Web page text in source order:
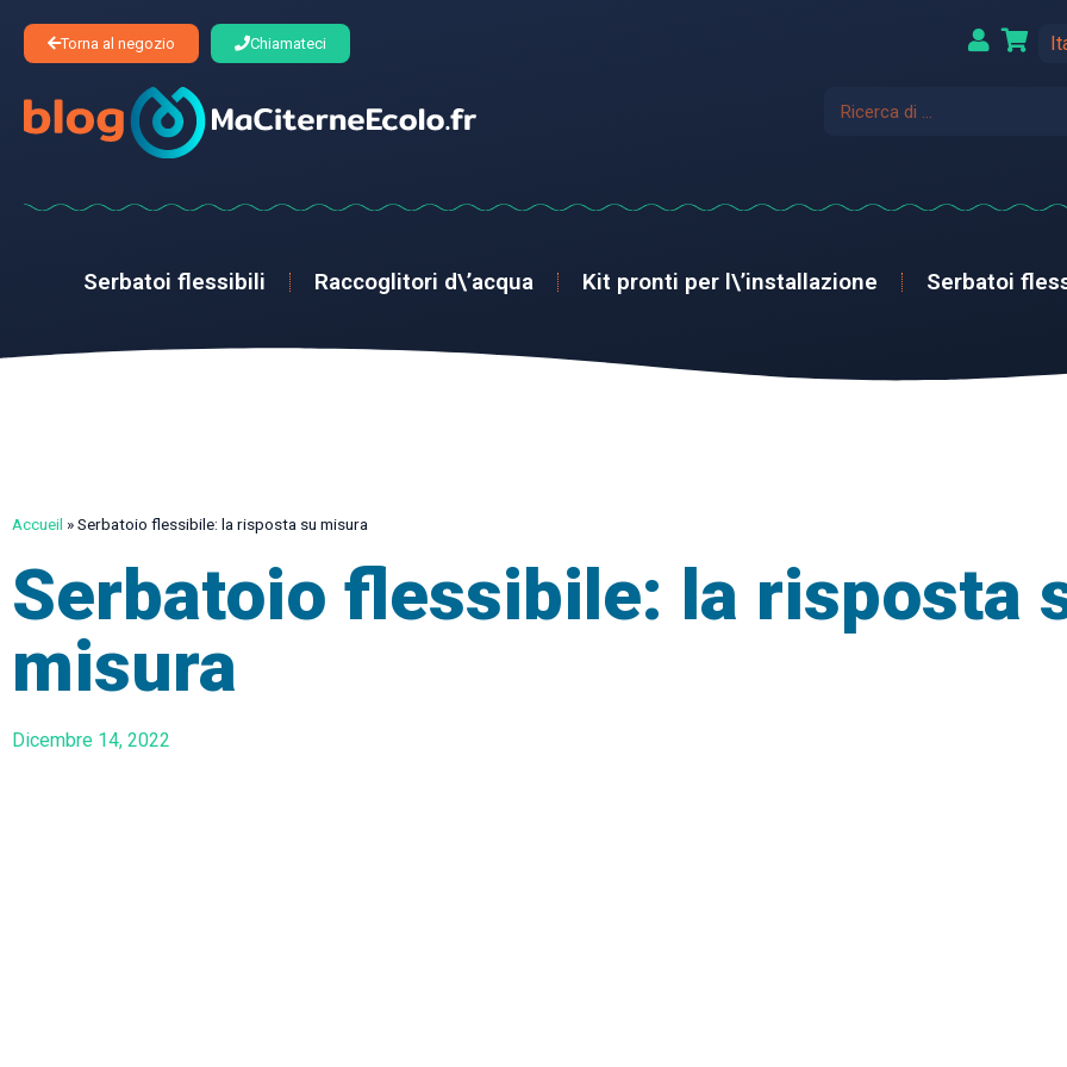
Torna al negozio Chiamateci
Serbatoi flessibili Raccoglitori d\’acqua Kit pronti per l\’installazione Serbatoi
Accueil »Serbatoio flessibile: la risposta su misura
Serbatoio flessibile: la risposta
misura
Dicembre 14, 2022